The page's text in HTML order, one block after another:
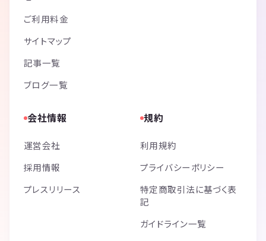
ご利用料金
サイトマップ
記事一覧
ブログ一覧
会社情報
運営会社
採用情報
プレスリリース
規約
利用規約
プライバシーポリシー
特定商取引法に基づく表
記
ガイドライン一覧